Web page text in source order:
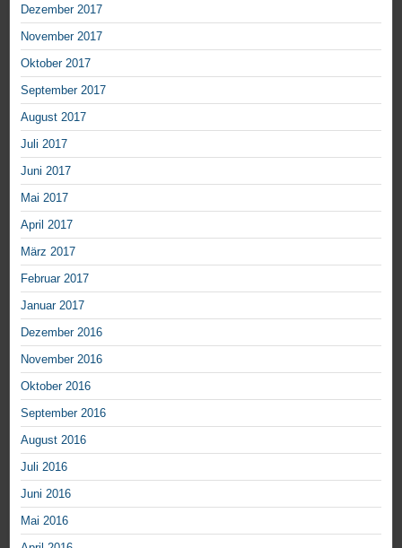
Dezember 2017
November 2017
Oktober 2017
September 2017
August 2017
Juli 2017
Juni 2017
Mai 2017
April 2017
März 2017
Februar 2017
Januar 2017
Dezember 2016
November 2016
Oktober 2016
September 2016
August 2016
Juli 2016
Juni 2016
Mai 2016